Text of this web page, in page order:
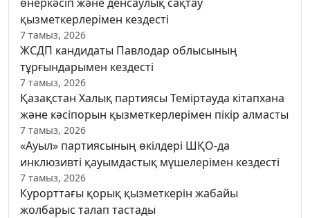
қызметкерлерімен кездесті
7 тамыз, 2026
ЖСДП кандидаты Павлодар облысының
тұрғындарымен кездесті
7 тамыз, 2026
Қазақстан Халық партиясы Теміртауда кітапхана
және кәсіпорын қызметкерлерімен пікір алмасты
7 тамыз, 2026
«Ауыл» партиясының өкілдері ШҚО-да
инклюзивті қауымдастық мүшелерімен кездесті
7 тамыз, 2026
Курорттағы қорық қызметкерін жабайы
жолбарыс талап тастады